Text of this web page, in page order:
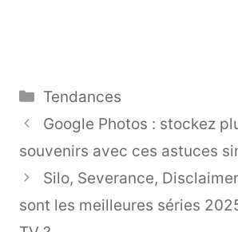
Catégories
Tendances
Google Photos : stockez
souvenirs avec ces astuces
Silo, Severance,
sont les meilleures séries